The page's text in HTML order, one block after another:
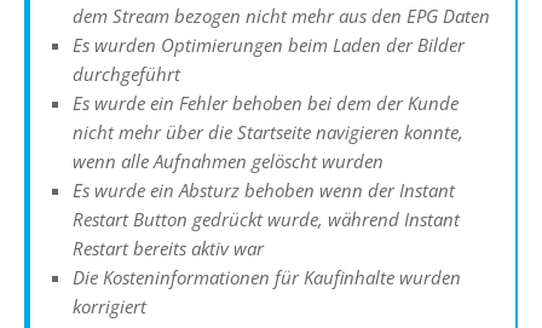
dem Stream bezogen nicht mehr aus den EPG Daten
Es wurden Optimierungen beim Laden der Bilder
durchgeführt
Es wurde ein Fehler behoben bei dem der Kunde
nicht mehr über die Startseite navigieren konnte,
wenn alle Aufnahmen gelöscht wurden
Es wurde ein Absturz behoben wenn der Instant
Restart Button gedrückt wurde, während Instant
Restart bereits aktiv war
Die Kosteninformationen für Kaufinhalte wurden
korrigiert